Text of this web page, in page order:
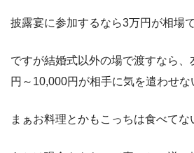
披露宴に参加するなら3万円が相場
ですが結婚式以外の場で渡すなら
円～10,000円が相手に気を遣わせな
まぁお料理とかもこっちは食べてな